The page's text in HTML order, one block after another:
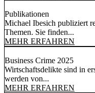
Publikationen
Michael Ibesich publiziert
Themen. Sie finden...
MEHR ERFAHREN
Business Crime 2025
Wirtschaftsdelikte sind in
werden von...
MEHR ERFAHREN